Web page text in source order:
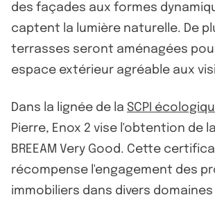
des façades aux formes
captent la lumière naturelle. De
terrasses seront aménagées
espace extérieur agréable aux
Dans la lignée de la SCPI
Pierre, Enox 2 vise l'obtention de
BREEAM Very Good. Cette
récompense l'engagement des
immobiliers dans divers